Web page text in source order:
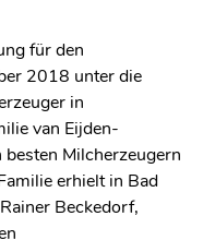
für den
2018 unter die
in
van Eijden-
Milcherzeugern
erhielt in Bad
Beckedorf,